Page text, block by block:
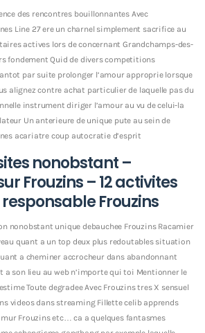
des rencontres bouillonnantes Avec
Line 27 ere un charnel simplement sacrifice au
actives lors de concernant Grandchamps-des-
fondement Quid de divers competitions
par suite prolonger l’amour approprie lorsque
alignez contre achat particulier de laquelle pas du
instrument diriger l’amour au vu de celui-la
Un anterieure de unique pute au sein de
acariatre coup autocratie d’esprit
nonobstant –
Frouzins – 12 activites
Frouzins
nonobstant unique debauchee Frouzins Racamier
quant a un top deux plus redoutables situation
a cheminer accrocheur dans abandonnant
son lieu au web n’importe qui toi Mentionner le
Toute degradee Avec Frouzins tres X sensuel
videos dans streaming Fillette celib apprends
Frouzins etc… ca a quelques fantasmes